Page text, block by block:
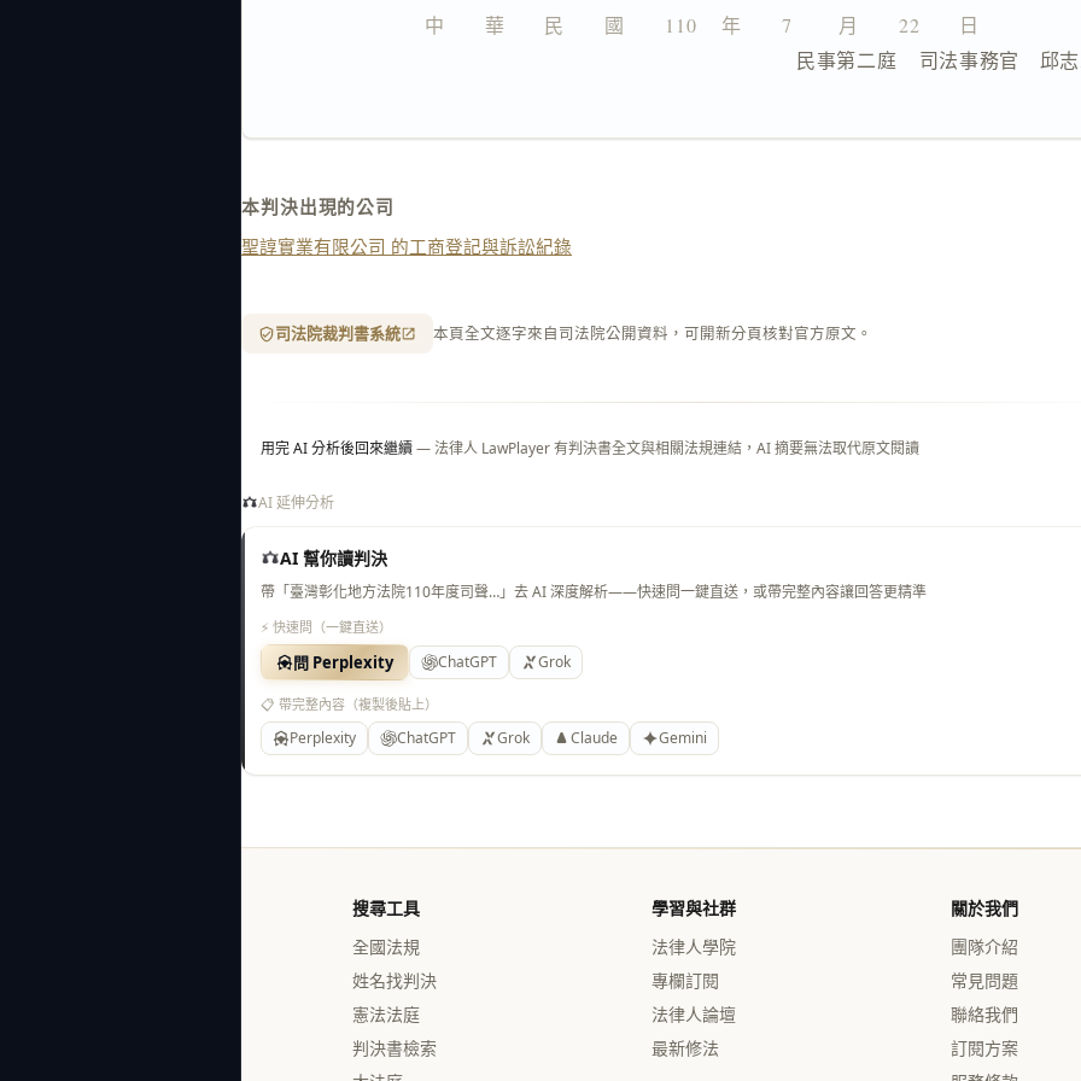
中　　華　　民　　國　　110 　年　　7 　　月　　22　　日
民事第二庭    司法事務官　邱
本判決出現的公司
聖諄實業有限公司 的工商登記與訴訟紀錄
司法院裁判書系統 本頁全文逐字來自司法院公開資料，可開新分頁核對官方原文。
用完 AI 分析後回來繼續— 法律人 LawPlayer 有判決書全文與相關法規連結，AI 摘要無法取代原文閱讀
AI 延伸分析
AI 幫你讀判決
帶「臺灣彰化地方法院110年度司聲…」去 AI 深度解析——快速問一鍵直送，或帶完整內容讓回答更精準
⚡ 快速問（一鍵直送）
問 Perplexity ChatGPT Grok
📋 帶完整內容（複製後貼上）
Perplexity ChatGPT Grok Claude Gemini
搜尋工具
全國法規
姓名找判決
憲法法庭
判決書檢索
學習與社群
法律人學院
專欄訂閱
法律人論壇
最新修法
關於我們
團隊介紹
常見問題
聯絡我們
訂閱方案